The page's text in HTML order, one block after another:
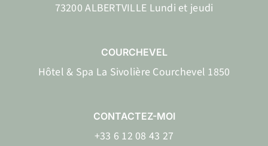
73200 ALBERTVILLE Lundi et jeudi
COURCHEVEL
Hôtel & Spa La Sivolière Courchevel 1850
CONTACTEZ-MOI
+33 6 12 08 43 27